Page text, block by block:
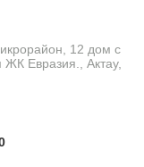
12 дом с
ЖК Евразия., Актау,